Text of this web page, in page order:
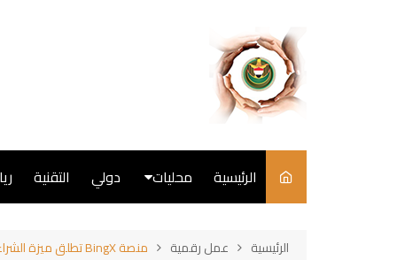
الرئيسية محليات دولي التقنية
الرئيسية عمل رقمية منصة BingX تطلق ميزة الشراء المتكرر لمساعدة المستخدمين على مواجهة تقلبات سوق العملات الرقمية